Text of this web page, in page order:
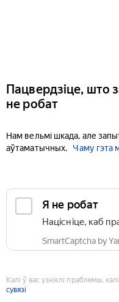
Пацвердзіце, што
не робат
Нам вельмі шкада, але
аўтаматычных.
Чаму гэта
Я не робат
Націсніце, каб
SmartCaptcha by
Калі ў вас узніклі праблемы,
сувязі